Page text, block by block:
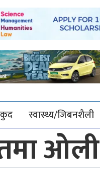
स्वास्थ्य/जिबनशैली
ओली